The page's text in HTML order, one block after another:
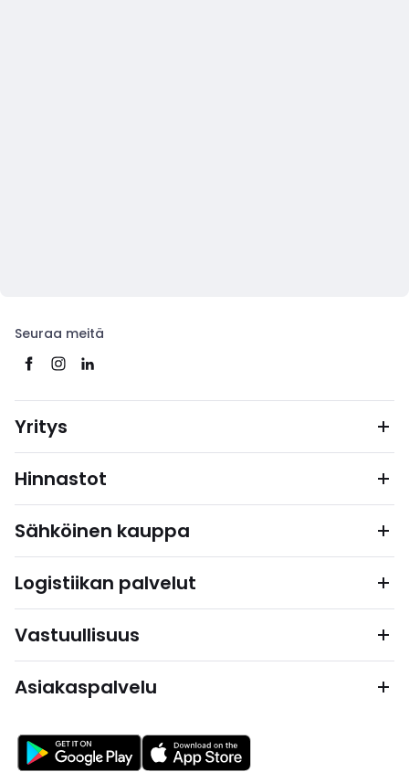
Seuraa meitä
Yritys
Hinnastot
Sähköinen kauppa
Logistiikan palvelut
Vastuullisuus
Asiakaspalvelu